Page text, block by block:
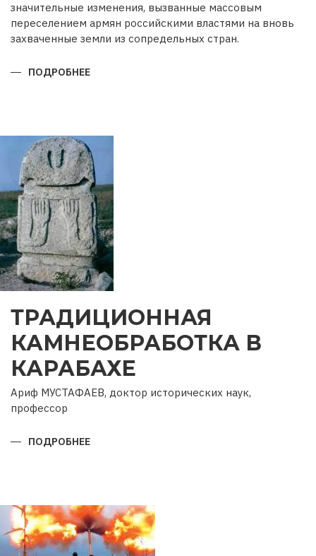
значительные изменения, вызванные массовым
переселением армян российскими властями на вновь
захваченные земли из сопредельных стран.
ПОДРОБНЕЕ
ТРАДИЦИОННАЯ
КАМНЕОБРАБОТКА В
КАРАБАХЕ
Ариф МУСТАФАЕВ, доктор исторических наук,
профессор
ПОДРОБНЕЕ